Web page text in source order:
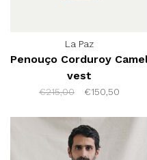
La Paz
Penouço Corduroy
vest
€215,00 €150,50